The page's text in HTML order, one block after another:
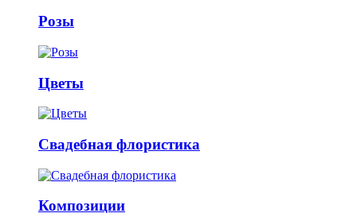
Розы
Цветы
Свадебная флористика
Композиции